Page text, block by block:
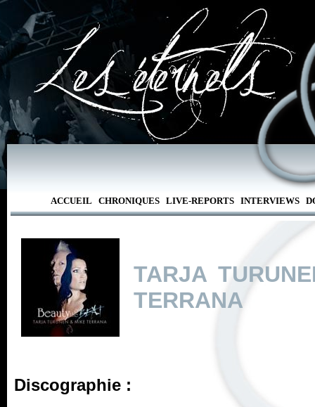
ACCUEIL CHRONIQUES LIVE-REPORTS INTERVIEWS
TARJA
TERRANA
Discographie :